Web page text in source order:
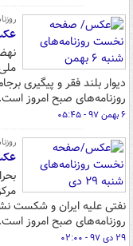
دیوار بلند فقر و پیگیری
روزنامه‌های صبح امروز است.
۶ بهمن ۹۷ - ۰۵:۴۵
نفتی علیه ایران و شکست
روزنامه‌های صبح امروز است.
۲۹ دی ۹۷ - ۰۲:۰۰